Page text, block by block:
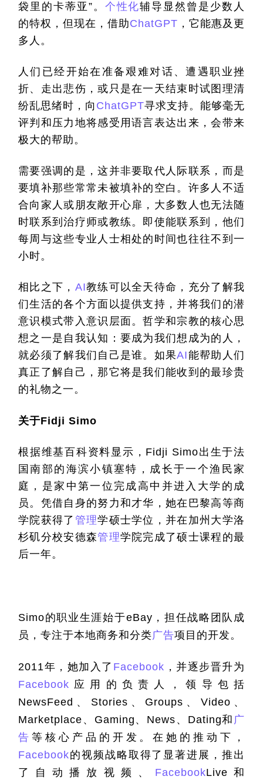
袋里的卡蒂亚 ”。 个性化辅导显然曾是少数人
的特权，但现在，借助ChatGPT ，它能惠及更
多人。
人们已经开始在准备艰难对话、遭遇职业挫
折、走出悲伤，或只是在一天结束时试图理清
纷乱思绪时，向 ChatGPT寻求支持。能够毫无
评判和压力地将感受用语言表达出来，会带来
极大的帮助。
需要强调的是，这并非要取代人际联系，而是
要填补那些常常未被填补的空白。许多人不适
合向家人或朋友敞开心扉，大多数人也无法随
时联系到治疗师或教练。即使能联系到，他们
每周与这些专业人士相处的时间也往往不到一
小时。
相比之下， AI教练可以全天待命，充分了解我
们生活的各个方面以提供支持，并将我们的潜
意识模式带入意识层面。哲学和宗教的核心思
想之一是自我认知：要成为我们想成为的人，
就必须了解我们自己是谁。如果AI能帮助人们
真正了解自己，那它将是我们能收到的最珍贵
的礼物之一。
关于Fidji Simo
根据维基百科资料显示， Fidji Simo出生于法
国南部的海滨小镇塞特，成长于一个渔民家
庭，是家中第一位完成高中并进入大学的成
员。凭借自身的努力和才华，她在巴黎高等商
学院获得了 管理学硕士学位，并在加州大学洛
杉矶分校安德森管理学院完成了硕士课程的最
后一年。
Simo的职业生涯始于eBay ，担任战略团队成
员，专注于本地商务和分类广告项目的开发。
2011年，她加入了 Facebook ，并逐步晋升为
Facebook 应用的负责人，领导包括
NewsFeed 、 Stories 、 Groups 、 Video 、
Marketplace 、 Gaming 、 News 、 Dating和 广
告 等核心产品的开发。在她的推动下，
Facebook的视频战略取得了显著进展，推出
了自动播放视频、 FacebookLive 和